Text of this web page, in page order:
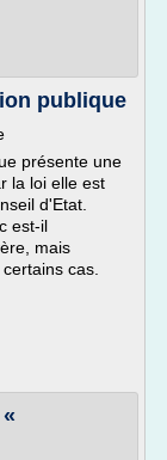
publique
présente une
la loi elle est
d'Etat.
est-il
mais
cas.